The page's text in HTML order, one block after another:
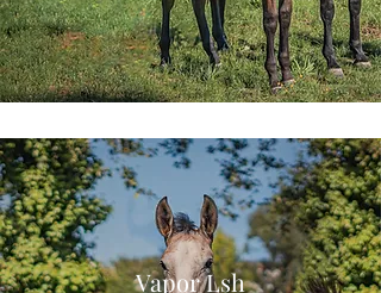
Vapor Lsh